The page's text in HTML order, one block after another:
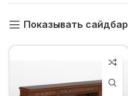
Показывать сайдбар